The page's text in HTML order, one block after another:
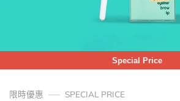
Special Price
限時優惠
SPECIAL PRICE